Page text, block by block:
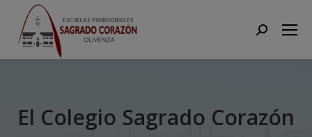
Search:
El Colegio Sagrado Corazón